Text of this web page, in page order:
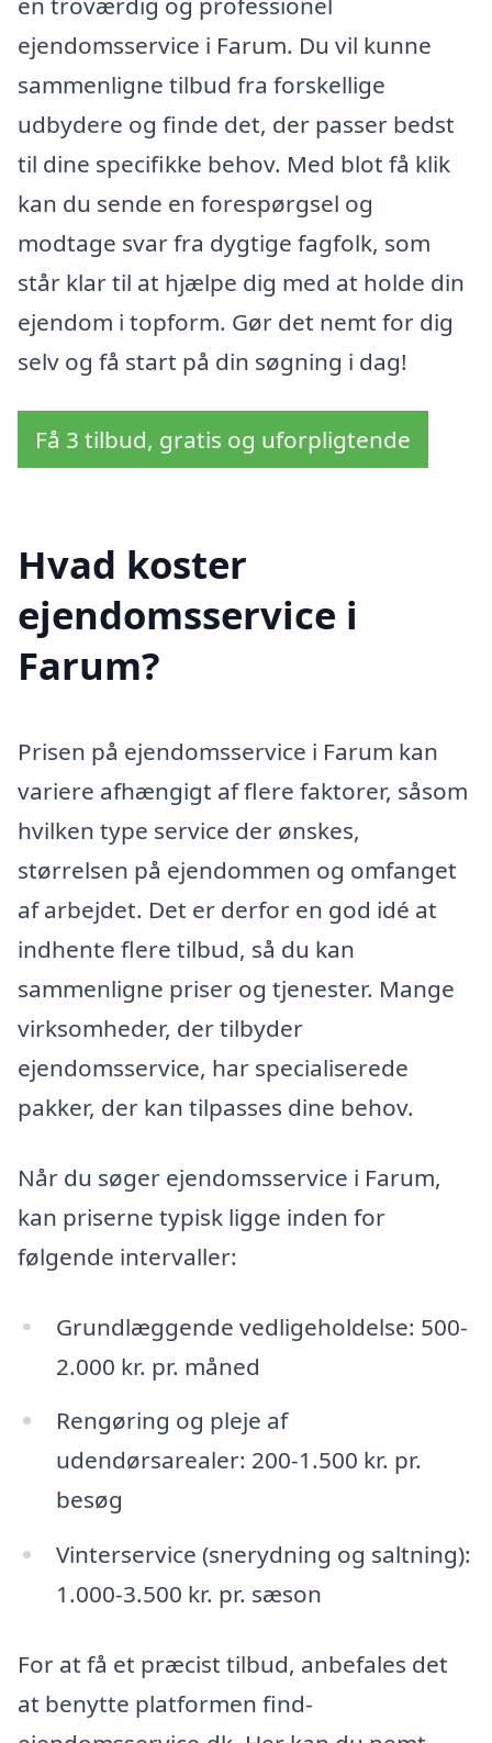
ejendomsservice i Farum. Du vil kunne
sammenligne tilbud fra forskellige
udbydere og finde det, der passer bedst
til dine specifikke behov. Med blot få klik
kan du sende en forespørgsel og
modtage svar fra dygtige fagfolk, som
står klar til at hjælpe dig med at holde din
ejendom i topform. Gør det nemt for dig
selv og få start på din søgning i dag!
Få 3 tilbud, gratis og uforpligtende
Hvad koster
ejendomsservice i
Farum?
Prisen på ejendomsservice i Farum kan
variere afhængigt af flere faktorer, såsom
hvilken type service der ønskes,
størrelsen på ejendommen og omfanget
af arbejdet. Det er derfor en god idé at
indhente flere tilbud, så du kan
sammenligne priser og tjenester. Mange
virksomheder, der tilbyder
ejendomsservice, har specialiserede
pakker, der kan tilpasses dine behov.
Når du søger ejendomsservice i Farum,
kan priserne typisk ligge inden for
følgende intervaller:
Grundlæggende vedligeholdelse: 500-
2.000 kr. pr. måned
Rengøring og pleje af
udendørsarealer: 200-1.500 kr. pr.
besøg
Vinterservice (snerydning og saltning):
1.000-3.500 kr. pr. sæson
For at få et præcist tilbud, anbefales det
at benytte platformen find-